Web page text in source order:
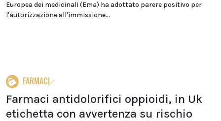
Europea dei medicinali (Ema) ha adottato parere positivo per
l'autorizzazione all'immissione...
FARMACI
Farmaci antidolorifici oppioidi, in Uk
etichetta con avvertenza su rischio